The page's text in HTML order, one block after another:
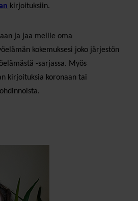
kirjoituksiin.
ja jaa meille oma
kokemuksesi joko järjestön
-sarjassa. Myös
kirjoituksia koronaan tai